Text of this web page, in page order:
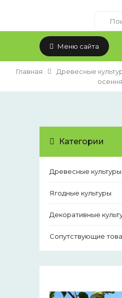
Меню сайта
Главная Древесные
Категории
Древесные
Ягодные культуры
Декоративные
Сопутствующие